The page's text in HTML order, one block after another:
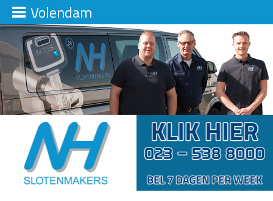
Volendam